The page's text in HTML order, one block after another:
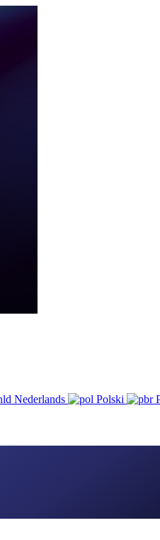
Nederlands Polski